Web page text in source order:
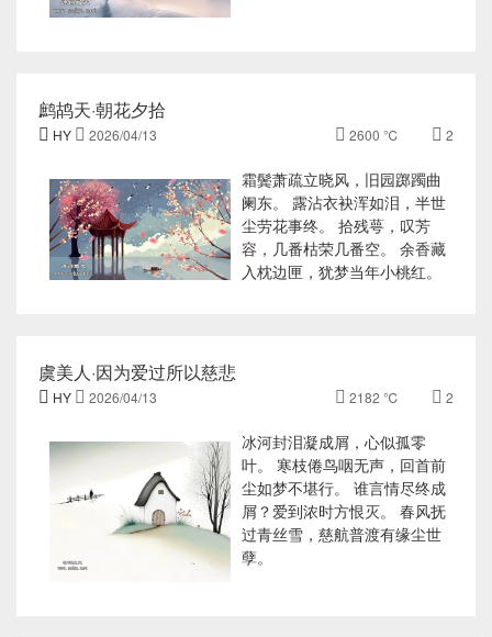
鹧鸪天·朝花夕拾
 HY  2026/04/13  2600 ℃  2
霜鬓萧疏立晓风，旧园踯躅曲
阑东。 露沾衣袂浑如泪，半世
尘劳花事终。 拾残萼，叹芳
容，几番枯荣几番空。 余香藏
入枕边匣，犹梦当年小桃红。
虞美人·因为爱过所以慈悲
 HY  2026/04/13  2182 ℃  2
冰河封泪凝成屑，心似孤零
叶。 寒枝倦鸟咽无声，回首前
尘如梦不堪行。 谁言情尽终成
屑？爱到浓时方恨灭。 春风抚
过青丝雪，慈航普渡有缘尘世
孽。